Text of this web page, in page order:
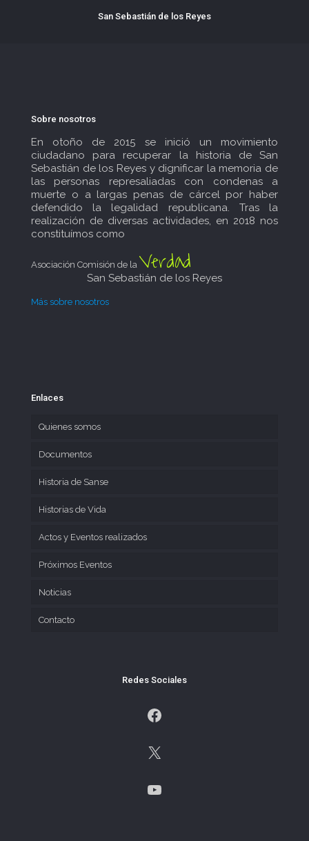
San Sebastián de los Reyes
Sobre nosotros
En otoño de 2015 se inició un movimiento
ciudadano para recuperar la historia de San
Sebastián de los Reyes y dignificar la memoria de
las personas represaliadas con condenas a
muerte o a largas penas de cárcel por haber
defendido la legalidad republicana. Tras la
realización de diversas actividades, en 2018 nos
constituímos como
Asociación Comisión de la Verdad
San Sebastián de los Reyes
Más sobre nosotros
Enlaces
Quienes somos
Documentos
Historia de Sanse
Historias de Vida
Actos y Eventos realizados
Próximos Eventos
Noticias
Contacto
Redes Sociales
Facebook
X
YouTube